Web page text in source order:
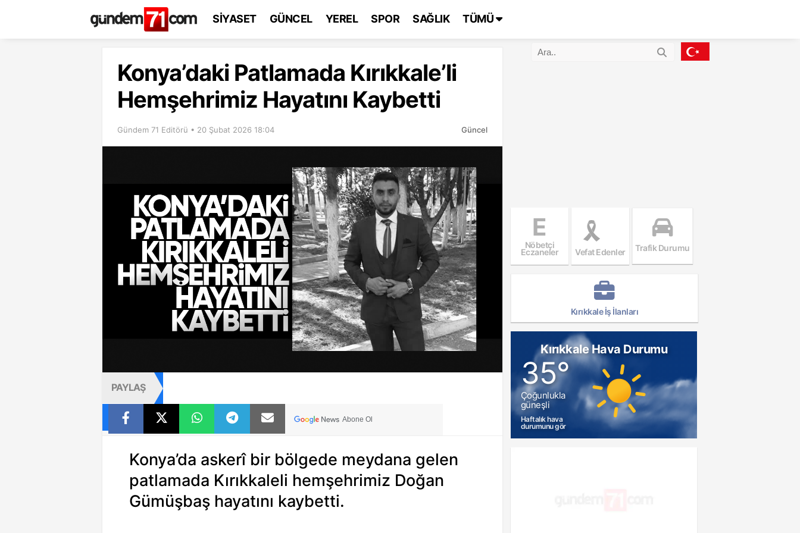
SİYASET GÜNCEL YEREL SPOR SAĞLIK TÜMÜ
Konya’daki Patlamada Kırıkkale’li
Hemşehrimiz Hayatını Kaybetti
Gündem 71 Editörü • 20 Şubat 2026 18:04 Güncel
PAYLAŞ
Abone Ol
Konya’da askerî bir bölgede meydana gelen
patlamada Kırıkkaleli hemşehrimiz Doğan
Gümüşbaş hayatını kaybetti.
E
Nöbetçi
Eczaneler Vefat Edenler Trafik Durumu
Kırıkkale İş İlanları
Kırıkkale Hava Durumu
35°
Çoğunlukla
güneşli
Haftalık hava
durumunu gör